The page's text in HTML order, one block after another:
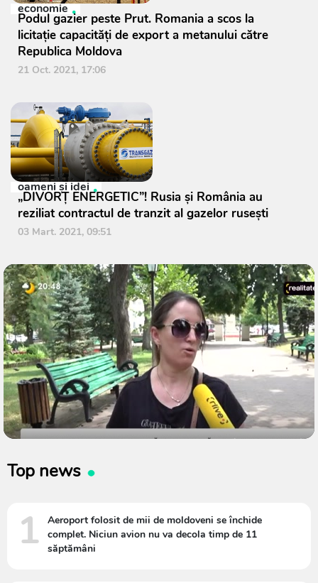
economie
Podul gazier peste Prut. Romania a scos la
licitație capacități de export a metanului către
Republica Moldova
21 Oct. 2021, 17:06
oameni şi idei
„DIVORȚ ENERGETIC”! Rusia și România au
reziliat contractul de tranzit al gazelor rusești
03 Mart. 2021, 09:51
Top news
1
Aeroport folosit de mii de moldoveni se închide
complet. Niciun avion nu va decola timp de 11
săptămâni